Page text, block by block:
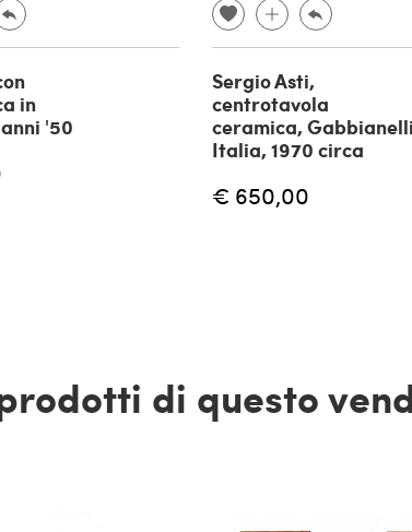
in
'50
Sergio Asti,
centrotavola
ceramica, Gabbianelli
Italia, 1970 circa
€ 650,00
di questo